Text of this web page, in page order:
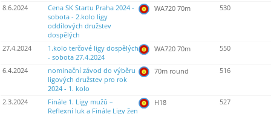
8.6.2024
Cena SK Startu Praha 2024 -
sobota - 2.kolo ligy
oddílových družstev
dospělých
WA720 70m 530
27.4.2024
1.kolo terčové ligy dospělých
- sobota 27.4.2024
WA720 70m 550
6.4.2024
nominační závod do výběru
ligových družstev pro rok
2024 - 1. kolo
70m round 516
2.3.2024
Finále 1. Ligy mužů –
Reflexní luk a Finále Ligy žen
H18 527